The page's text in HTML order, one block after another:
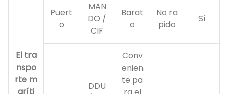
El tra
nspo
rte m
Puert
o
MAN
DO /
CIF
Barat
o
No ra
pido
Sí
DDU
Conv
enien
te pa